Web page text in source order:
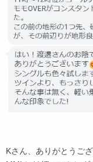
Kさん、ありがとうござ